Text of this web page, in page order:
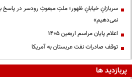
سربازانِ خیابانِ ظهور؛ ملتِ مبعوثِ رودسر در پاسخ
نمی‌دهیم»
اعلام پایان مراسم اربعین ۱۴۰۵
توقف صادرات نفت عربستان به آمریکا
پربازدید ها